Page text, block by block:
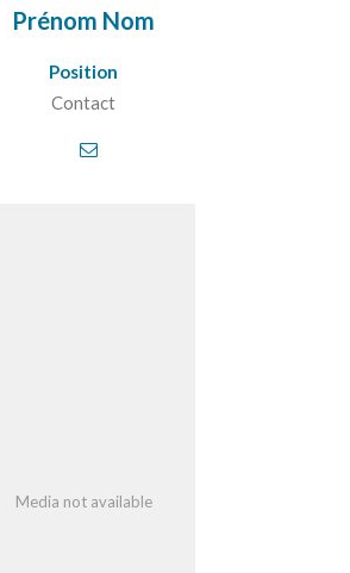
Prénom Nom
Position
Contact
Media not available